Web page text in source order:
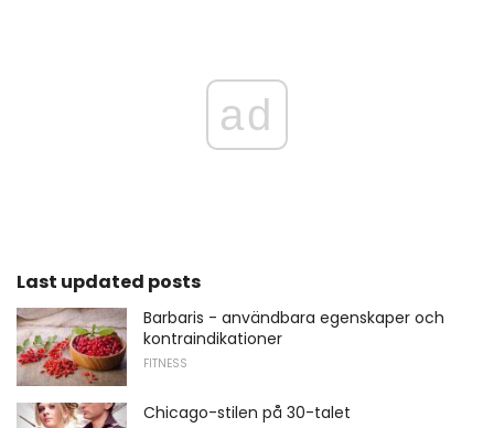
ad
Last updated posts
Barbaris - användbara egenskaper och
kontraindikationer
FITNESS
Chicago-stilen på 30-talet